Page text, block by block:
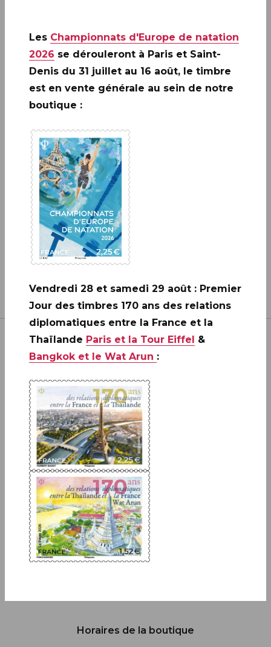
CRÉATION DE PHILAPOSTE
2006 - 2026 / BLOC
EN SAVOIR PLUS
Inscrivez-vous à notre newsletter
JE M'ABONNE
Boutique
13 bis rue des Mathurins 75009 Paris
+33(0)1 42 93 86 84
(appel non surtaxé)
Horaires de la boutique
Les Championnats d'Europe de natation
2026 se dérouleront à Paris et Saint-
Denis du 31 juillet au 16 août, le timbre
est en vente générale au sein de notre
boutique :
Vendredi 28 et samedi 29 août : Premier
Jour des timbres 170 ans des relations
diplomatiques entre la France et la
Thaïlande Paris et la Tour Eiffel &
Bangkok et le Wat Arun :